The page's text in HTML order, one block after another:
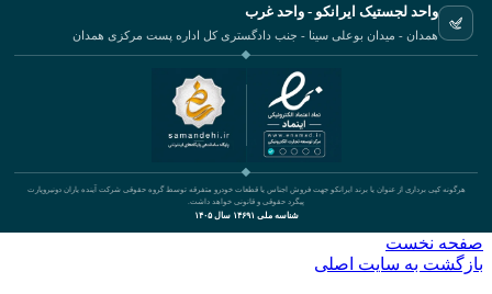
واحد لجستیک ایرانکو - واحد غرب
همدان - میدان بوعلی سینا - جنب دادگستری کل اداره پست مرکزی همدان
هرگونه کپی برداری از عنوان یا برند ایرانکو جهت فروش اجناس یا قطعات خودرو متفرقه توسط گروه حقوقی شرکت آینده یاران دونیروپارت
پیگرد حقوقی و قانونی خواهد داشت.
شناسه ملی ۱۴۶۹۱ سال ۱۴۰۵
صفحه نخست
بازگشت به سایت اصلی